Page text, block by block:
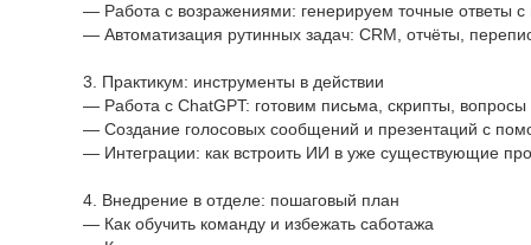
— Работа с возражениями: генерируем точные ответы
— Автоматизация рутинных задач: CRM, отчёты,
3. Практикум: инструменты в действии
— Работа с ChatGPT: готовим письма, скрипты,
— Создание голосовых сообщений и презентаций с
— Интеграции: как встроить ИИ в уже существующие
4. Внедрение в отделе: пошаговый план
— Как обучить команду и избежать саботажа